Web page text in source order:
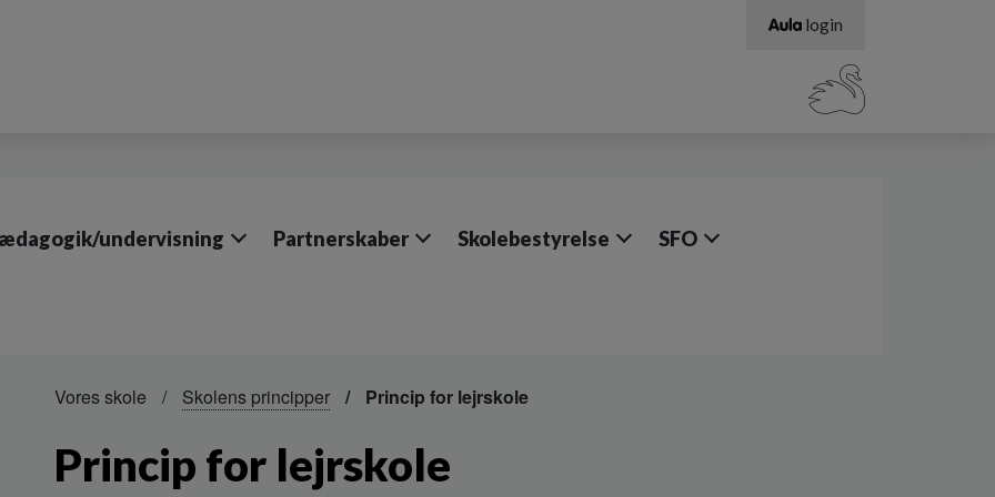
login
undervisning Partnerskaber Skolebestyrelse SFO
Vores skole Skolens principper Princip for lejrskole
Princip for lejrskole